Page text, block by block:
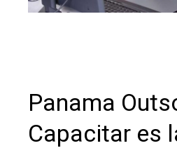
Panama
Capacitar es